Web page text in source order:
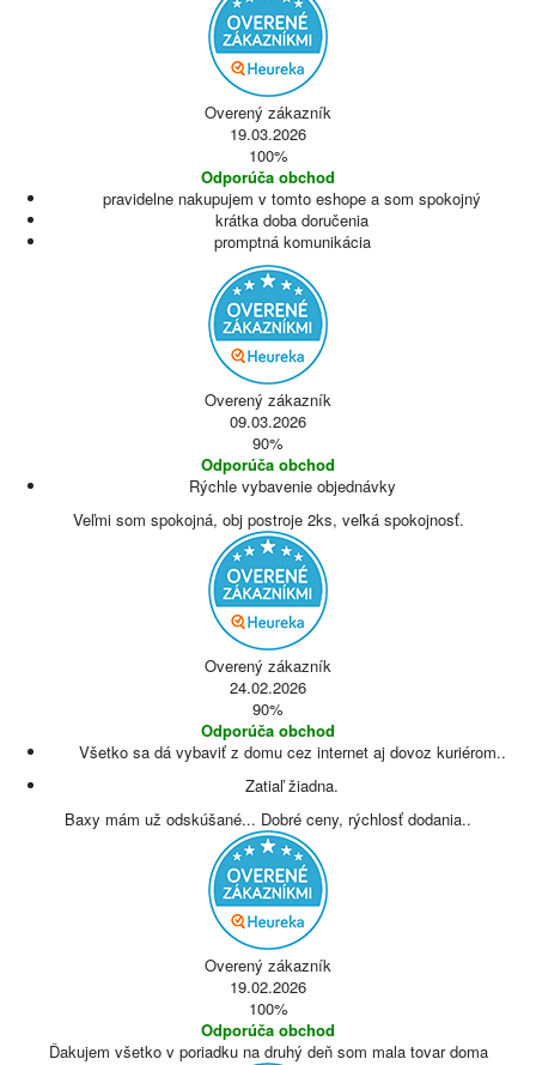
Overený zákazník
19.03.2026
100%
Odporúča obchod
pravidelne nakupujem v tomto eshope a som spokojný
krátka doba doručenia
promptná komunikácia
Overený zákazník
09.03.2026
90%
Odporúča obchod
Rýchle vybavenie objednávky
Veľmi som spokojná, obj postroje 2ks, veľká spokojnosť.
Overený zákazník
24.02.2026
90%
Odporúča obchod
Všetko sa dá vybaviť z domu cez internet aj dovoz kuriérom..
Zatiaľ žiadna.
Baxy mám už odskúšané... Dobré ceny, rýchlosť dodania..
Overený zákazník
19.02.2026
100%
Odporúča obchod
Ďakujem všetko v poriadku na druhý deň som mala tovar doma